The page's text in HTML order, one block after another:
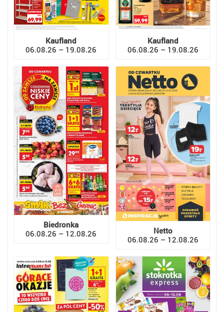
Kaufland
06.08.26 – 19.08.26
Kaufland
06.08.26 – 19.08.26
Biedronka
06.08.26 – 12.08.26
Netto
06.08.26 – 12.08.26